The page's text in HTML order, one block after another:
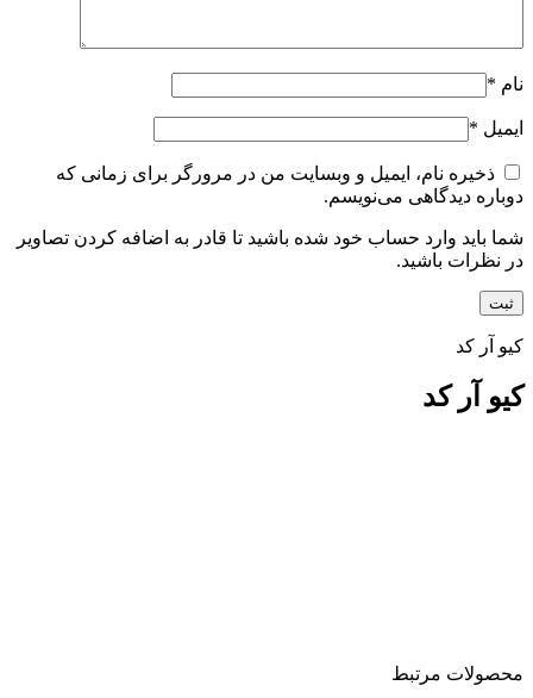
نام *
ایمیل *
ذخیره نام، ایمیل و وبسایت من در مرورگر برای زمانی که
دوباره دیدگاهی می‌نویسم.
شما باید وارد حساب خود شده باشید تا قادر به اضافه کردن تصاویر
در نظرات باشید.
کیو آر کد
کیو آر کد
محصولات مرتبط